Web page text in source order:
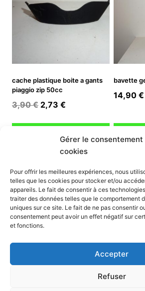
Gérer le consentement
cookies
Pour offrir les meilleures expériences, nous
telles que les cookies pour stocker et/ou
appareils. Le fait de consentir à ces
traiter des données telles que le comportement
uniques sur ce site. Le fait de ne pas consentir
consentement peut avoir un effet négatif sur
et fonctions.
Accepter
Refuser
cache plastique boite a gants
piaggio zip 50cc
3,90€ Le
initial
était :
3,90 €.
2,73 €
actuel
est :
2,73 €.
bavette
14,90 €
INFORMATION
Mon compte
Nous contacter
Mode paiement
Nos services
Politique de confidentialité
Politique de cookies (UE)